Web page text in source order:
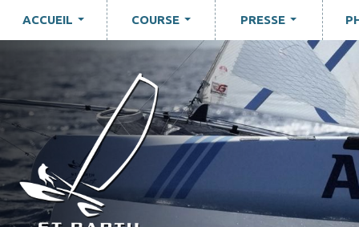
ACCUEIL COURSE PRESSE